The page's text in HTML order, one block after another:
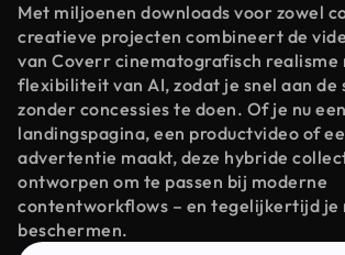
Met miljoenen downloads voor zowel
creatieve projecten combineert de
van Coverr cinematografisch realisme
flexibiliteit van AI, zodat je snel aan de
zonder concessies te doen. Of je nu een
landingspagina, een productvideo of
advertentie maakt, deze hybride
ontworpen om te passen bij moderne
contentworkflows – en tegelijkertijd je
beschermen.